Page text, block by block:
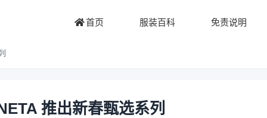
首页 服装百科 免责说明
推出新春甄选系列